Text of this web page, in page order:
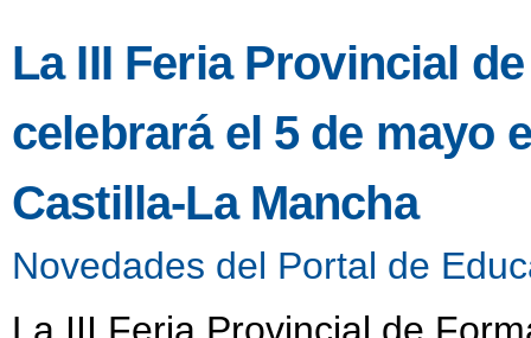
La III Feria Provincial
celebrará el 5 de mayo
Castilla-La Mancha
Novedades del Portal de
La III Feria Provincial de